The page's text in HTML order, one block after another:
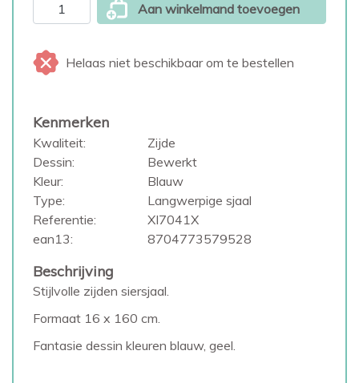
Aan winkelmand toevoegen
Helaas niet beschikbaar om te bestellen
Kenmerken
Kwaliteit:
Zijde
Dessin:
Bewerkt
Kleur:
Blauw
Type:
Langwerpige sjaal
Referentie:
XI7041X
ean13:
8704773579528
Beschrijving
Stijlvolle zijden siersjaal.
Formaat 16 x 160 cm.
Fantasie dessin kleuren blauw, geel.